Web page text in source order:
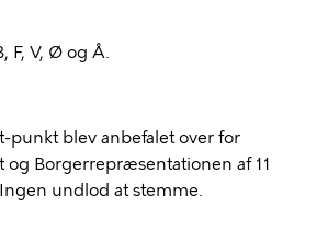
F, V, Ø og Å.
punkt blev anbefalet over for
Borgerrepræsentationen af 11
undlod at stemme.